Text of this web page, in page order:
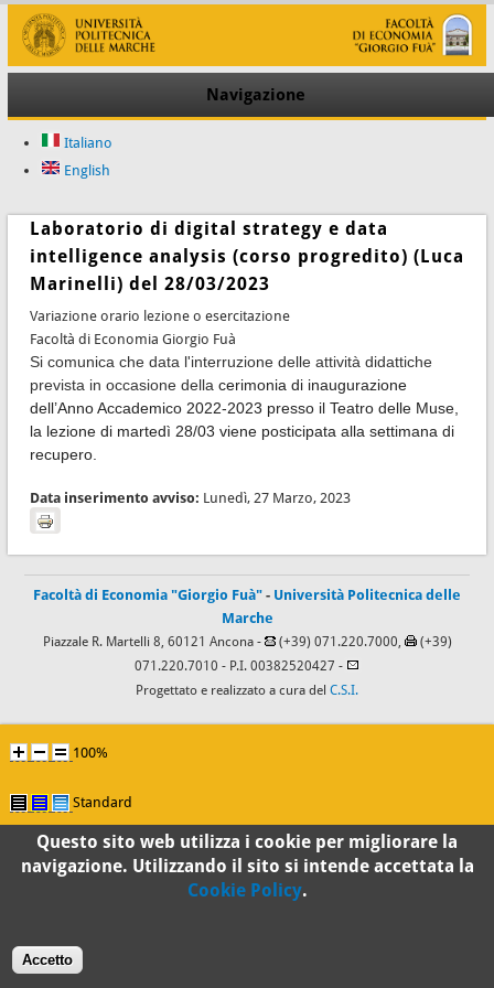
Navigazione
Italiano
English
Laboratorio di digital strategy e data
intelligence analysis (corso progredito) (Luca
Marinelli) del 28/03/2023
Variazione orario lezione o esercitazione
Facoltà di Economia Giorgio Fuà
Si comunica che data l'interruzione delle attività didattiche
prevista in occasione della cerimonia di inaugurazione
dell’Anno Accademico 2022-2023 presso il Teatro delle Muse,
la lezione di martedì 28/03 viene posticipata alla settimana di
recupero.
Data inserimento avviso: Lunedì, 27 Marzo, 2023
Facoltà di Economia "Giorgio Fuà" - Università Politecnica delle
Marche
Piazzale R. Martelli 8, 60121 Ancona - (+39) 071.220.7000,
(+39)
071.220.7010 - P.I. 00382520427 -
Progettato e realizzato a cura del C.S.I.
100%
Standard
Questo sito web utilizza i cookie per migliorare la
navigazione. Utilizzando il sito si intende accettata la
Cookie Policy.
Accetto